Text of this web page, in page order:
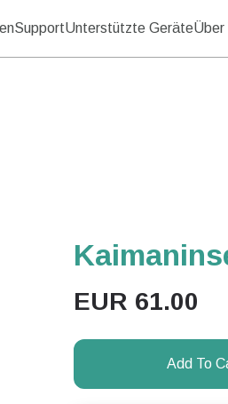
SupportUnterstützte GeräteÜber
EUR 61.00
Add To